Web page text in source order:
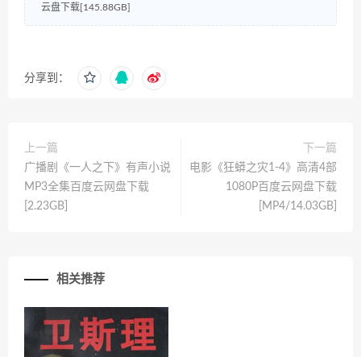
云盘下载[145.88GB]
分享到：
上一篇
广播剧《一人之下》有声小说
MP3全集百度云网盘下载
[2.23GB]
下一篇
电影《狂蟒之灾1-4》高清4部
1080P百度云网盘下载
[MP4/14.03GB]
相关推荐